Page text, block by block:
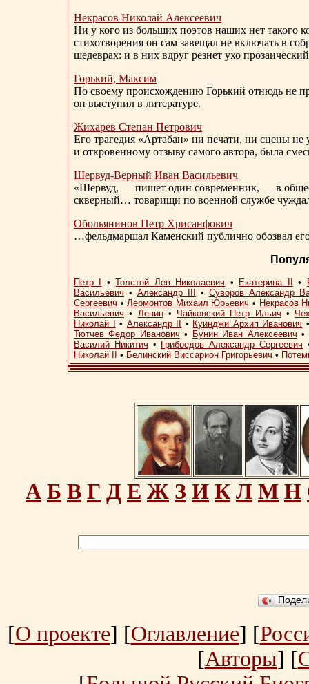
Некрасов Николай Алексеевич
Ни у кого из больших поэтов наших нет такого
стихотворения он сам завещал не включать в
шедеврах: и в них вдруг резнет ухо
Горький, Максим
По своему происхождению Горький отнюдь не
он выступил в литературе.
Жихарев Степан Петрович
Его трагедия «Артабан» ни печати, ни сцены
и откровенному отзыву самого автора, была
Шервуд-Верный Иван Васильевич
«Шервуд, — пишет один современник, — в
скверный… товарищи по военной службе
Обольянинов Петр Хрисанфович
…фельдмаршал Каменский публично обозвал
Петр I •Толстой Лев Николаевич • Екатерина II •
Васильевич • Александр III • Суворов Александр
Сергеевич •Лермонтов Михаил Юрьевич • Некрасов
Васильевич • Ленин• Чайковский Петр Ильич •
Николай I
• Александр II • Куинджи Архип Иванович
Тютчев Федор Иванович • Бунин Иван Алексеевич •
Василий Никитич • Грибоедов Александр Сергеевич
Николай II
• Белинский Виссарион Григорьевич •
А Б В Г Д Е Ж З И К Л М Н
[О проекте] [Оглавление] [
[Авторы] [